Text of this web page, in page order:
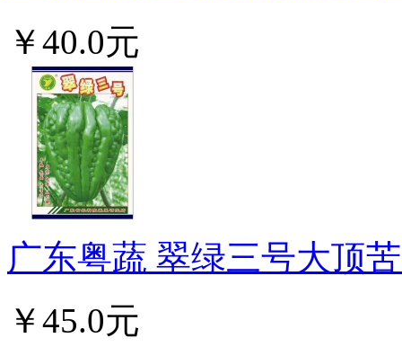
￥40.0元
广东粤蔬 翠绿三号大顶
￥45.0元